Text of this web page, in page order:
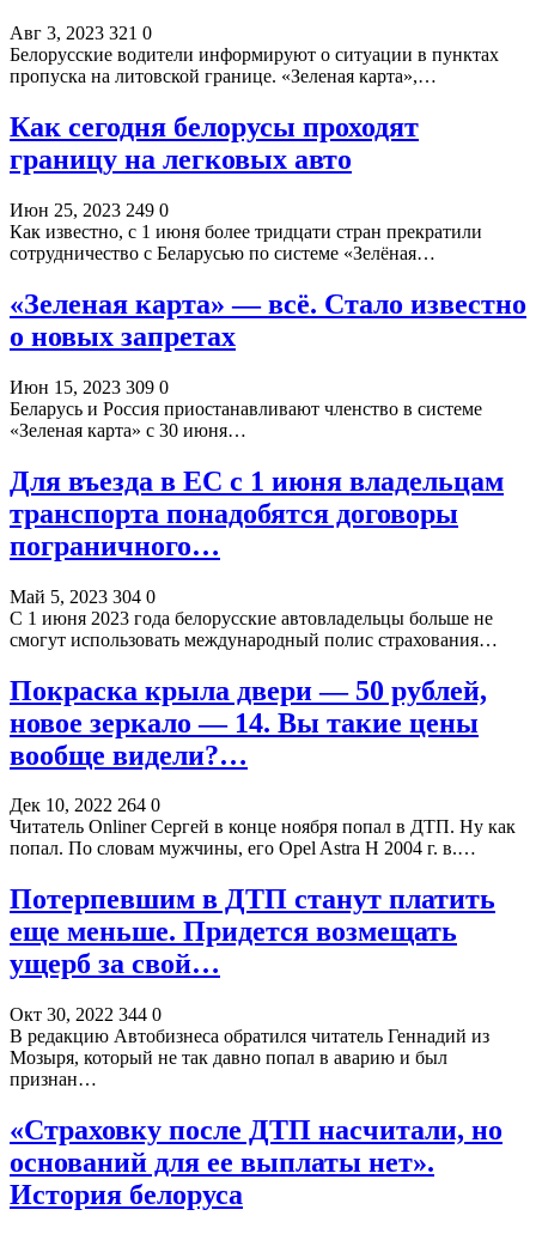
Авг 3, 2023 321 0
Белорусские водители информируют о ситуации в пунктах
пропуска на литовской границе. «Зеленая карта»,…
Как сегодня белорусы проходят
границу на легковых авто
Июн 25, 2023 249 0
Как известно, с 1 июня более тридцати стран прекратили
сотрудничество с Беларусью по системе «Зелёная…
«Зеленая карта» — всё. Стало известно
о новых запретах
Июн 15, 2023 309 0
Беларусь и Россия приостанавливают членство в системе
«Зеленая карта» с 30 июня…
Для въезда в ЕС с 1 июня владельцам
транспорта понадобятся договоры
пограничного…
Май 5, 2023 304 0
С 1 июня 2023 года белорусские автовладельцы больше не
смогут использовать международный полис страхования…
Покраска крыла двери — 50 рублей,
новое зеркало — 14. Вы такие цены
вообще видели?…
Дек 10, 2022 264 0
Читатель Onliner Сергей в конце ноября попал в ДТП. Ну как
попал. По словам мужчины, его Opel Astra H 2004 г. в.…
Потерпевшим в ДТП станут платить
еще меньше. Придется возмещать
ущерб за свой…
Окт 30, 2022 344 0
В редакцию Автобизнеса обратился читатель Геннадий из
Мозыря, который не так давно попал в аварию и был
признан…
«Страховку после ДТП насчитали, но
оснований для ее выплаты нет».
История белоруса